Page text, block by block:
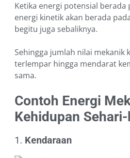
Ketika energi potensial
energi kinetik akan berada
begitu juga sebaliknya.
Sehingga jumlah nilai mekanik
terlempar hingga mendarat
sama.
Contoh Energi
Kehidupan
1. Kendaraan